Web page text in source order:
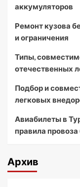
аккумуляторов
Ремонт кузова
и ограничения
Типы,
отечественных
Подбор и
легковых
Авиабилеты в
правила
Архив